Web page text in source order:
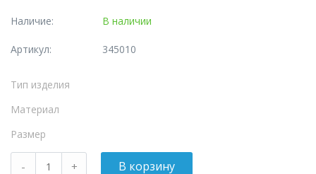
Наличие: В наличии
Артикул: 345010
Тип изделия
Материал
Размер